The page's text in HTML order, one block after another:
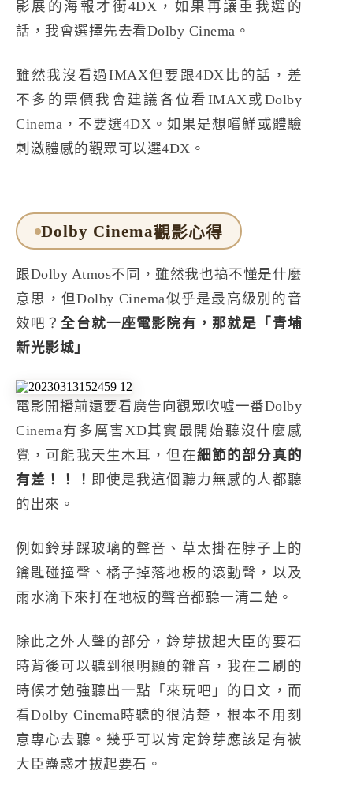
影展的海報才衝4DX，如果再讓重我選的
話，我會選擇先去看Dolby Cinema。
雖然我沒看過IMAX但要跟4DX比的話，差
不多的票價我會建議各位看IMAX或Dolby
Cinema，不要選4DX。如果是想嚐鮮或體驗
刺激體感的觀眾可以選4DX。
Dolby Cinema觀影心得
跟Dolby Atmos不同，雖然我也搞不懂是什麼
意思，但Dolby Cinema似乎是最高級別的音
效吧？全台就一座電影院有，那就是「青埔
新光影城」
電影開播前還要看廣告向觀眾吹噓一番Dolby
Cinema有多厲害XD其實最開始聽沒什麼感
覺，可能我天生木耳，但在細節的部分真的
有差！！！ 即使是我這個聽力無感的人都聽
的出來。
例如鈴芽踩玻璃的聲音、草太掛在脖子上的
鑰匙碰撞聲、橘子掉落地板的滾動聲，以及
雨水滴下來打在地板的聲音都聽一清二楚。
除此之外人聲的部分，鈴芽拔起大臣的要石
時背後可以聽到很明顯的雜音，我在二刷的
時候才勉強聽出一點「來玩吧」的日文，而
看Dolby Cinema時聽的很清楚，根本不用刻
意專心去聽。幾乎可以肯定鈴芽應該是有被
大臣蠱惑才拔起要石。